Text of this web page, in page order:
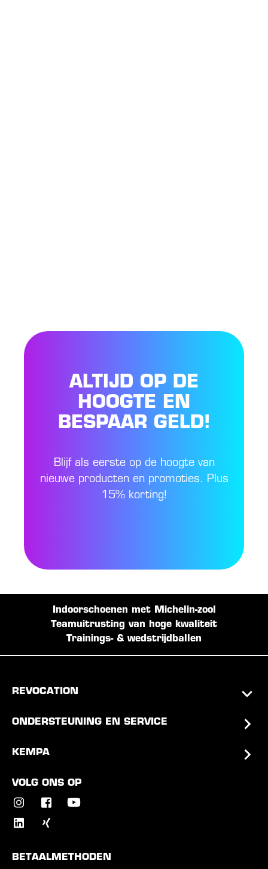
ALTIJD OP DE
HOOGTE EN
BESPAAR GELD!
Blijf als eerste op de hoogte van
nieuwe producten en promoties. Plus
15% korting!
Indoorschoenen met Michelin-zool
Teamuitrusting van hoge kwaliteit
Trainings- & wedstrijdballen
REVOCATION
ONDERSTEUNING EN SERVICE
KEMPA
VOLG ONS OP
BETAALMETHODEN